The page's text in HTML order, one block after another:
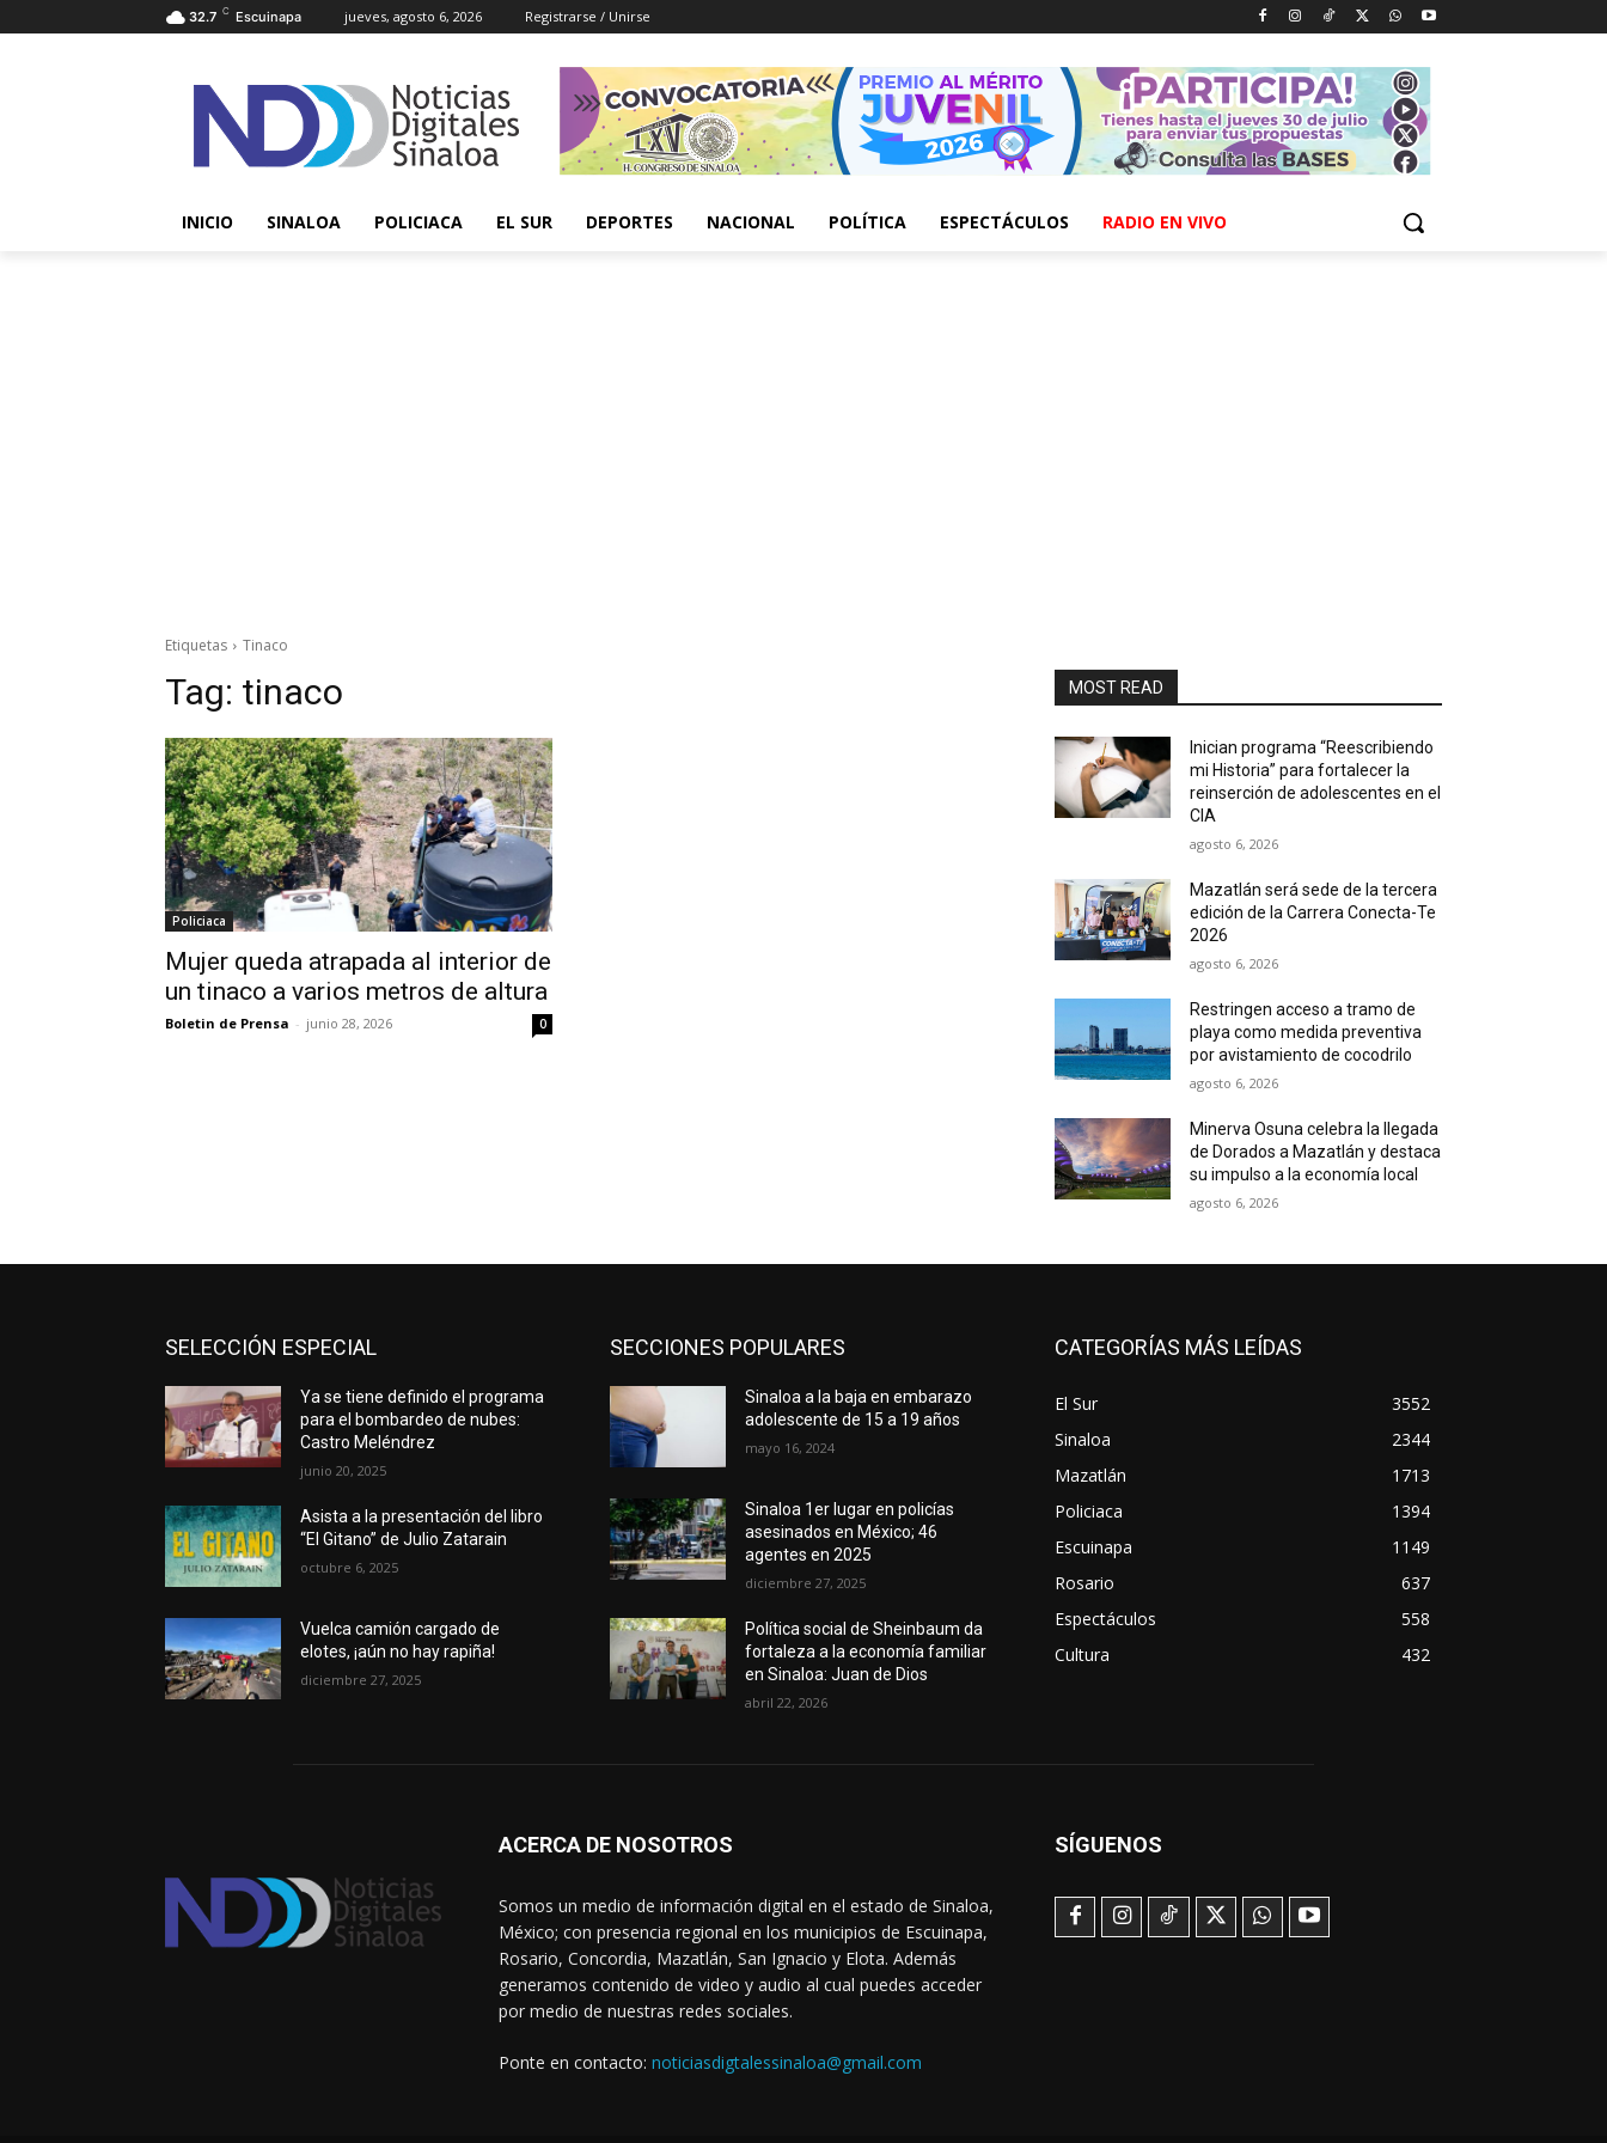
32.7 C Escuinapa jueves, agosto 6, 2026 Registrarse / Unirse
INICIO SINALOA POLICIACA EL SUR DEPORTES NACIONAL POLÍTICA ESPECTÁCULOS RADIO EN VIVO
Etiquetas Tinaco
Tag: tinaco
Policiaca
Mujer queda atrapada al interior de
un tinaco a varios metros de altura
Boletin de Prensa - junio 28, 2026 0
MOST READ
Inician programa “Reescribiendo
mi Historia” para fortalecer la
reinserción de adolescentes en el
CIA
agosto 6, 2026
Mazatlán será sede de la tercera
edición de la Carrera Conecta-Te
2026
agosto 6, 2026
Restringen acceso a tramo de
playa como medida preventiva
por avistamiento de cocodrilo
agosto 6, 2026
Minerva Osuna celebra la llegada
de Dorados a Mazatlán y destaca
su impulso a la economía local
agosto 6, 2026
SELECCIÓN ESPECIAL
Ya se tiene definido el programa
para el bombardeo de nubes:
Castro Meléndrez
junio 20, 2025
Asista a la presentación del libro
“El Gitano” de Julio Zatarain
octubre 6, 2025
Vuelca camión cargado de
elotes, ¡aún no hay rapiña!
diciembre 27, 2025
SECCIONES POPULARES
Sinaloa a la baja en embarazo
adolescente de 15 a 19 años
mayo 16, 2024
Sinaloa 1er lugar en policías
asesinados en México; 46
agentes en 2025
diciembre 27, 2025
Política social de Sheinbaum da
fortaleza a la economía familiar
en Sinaloa: Juan de Dios
abril 22, 2026
CATEGORÍAS MÁS LEÍDAS
El Sur
3552
Sinaloa
2344
Mazatlán
1713
Policiaca
1394
Escuinapa
1149
Rosario
637
Espectáculos
558
Cultura
432
ACERCA DE NOSOTROS
Somos un medio de información digital en el estado de Sinaloa,
México; con presencia regional en los municipios de Escuinapa,
Rosario, Concordia, Mazatlán, San Ignacio y Elota. Además
generamos contenido de video y audio al cual puedes acceder
por medio de nuestras redes sociales.
Ponte en contacto: noticiasdigtalessinaloa@gmail.com
SÍGUENOS